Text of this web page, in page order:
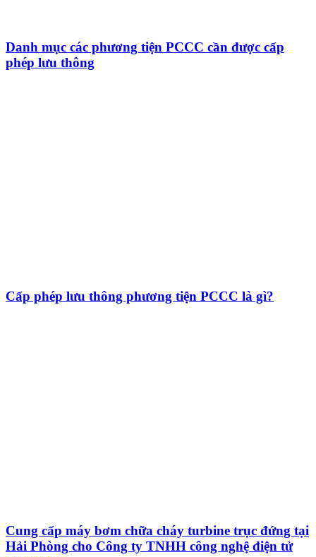
Danh mục các phương tiện PCCC cần được cấp
phép lưu thông
Cấp phép lưu thông phương tiện PCCC là gì?
Cung cấp máy bơm chữa cháy turbine trục đứng tại
Hải Phòng cho Công ty TNHH công nghệ điện tử